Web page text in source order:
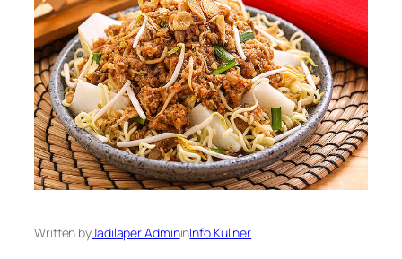
Written byJadilaper AdmininInfo Kuliner